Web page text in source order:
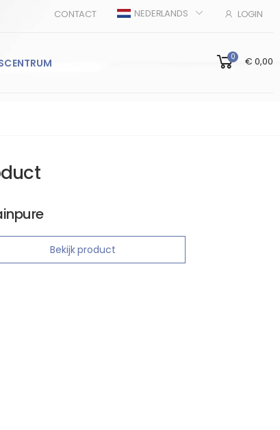
CONTACT NEDERLANDS LOGIN
0 € 0,00
Bekijk product